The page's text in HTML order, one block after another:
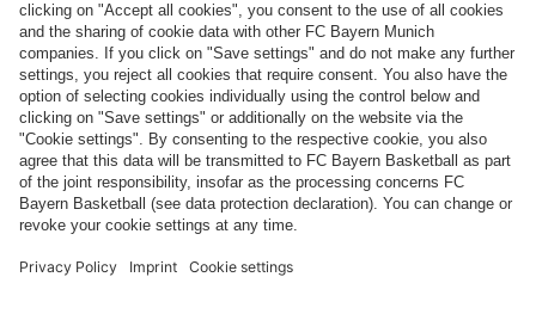
Pagamento e consegna
FC Bayern Store App